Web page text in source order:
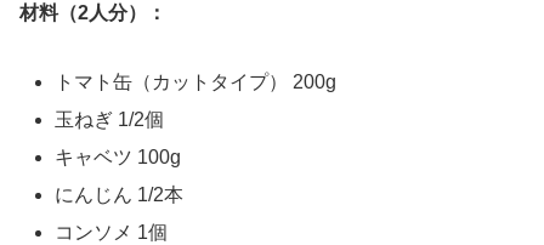
材料（2人分）：
トマト缶（カットタイプ） 200g
玉ねぎ 1/2個
キャベツ 100g
にんじん 1/2本
コンソメ 1個